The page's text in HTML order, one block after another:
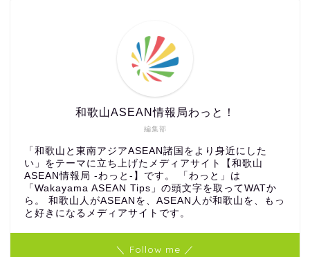
編集部
和歌山ASEAN情報局わっと！
「和歌山と東南アジアASEAN諸国をより身近にした
い」をテーマに立ち上げたメディアサイト【和歌山
ASEAN情報局 -わっと-】です。 「わっと」は
「Wakayama ASEAN Tips」の頭文字を取ってWATか
ら。 和歌山人がASEANを、ASEAN人が和歌山を、もっ
と好きになるメディアサイトです。
＼ Follow me ／